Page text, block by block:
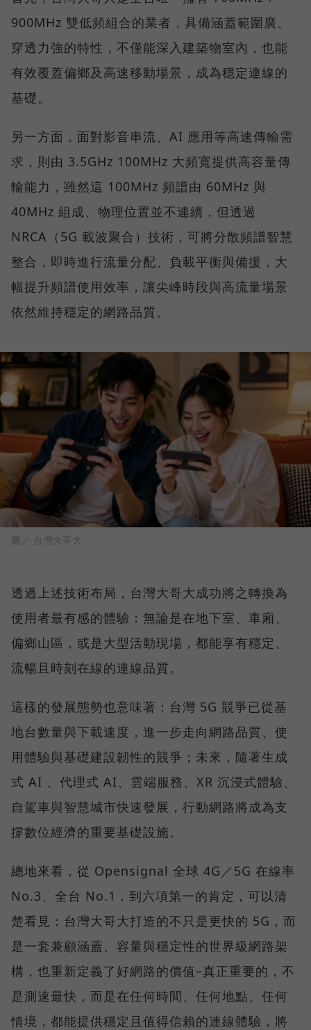
900MHz 雙低頻組合的業者，具備涵蓋範圍廣、
穿透力強的特性，不僅能深入建築物室內，也能
有效覆蓋偏鄉及高速移動場景，成為穩定連線的
基礎。
另一方面，面對影音串流、AI 應用等高速傳輸需
求，則由 3.5GHz 100MHz 大頻寬提供高容量傳
輸能力，雖然這 100MHz 頻譜由 60MHz 與
40MHz 組成、物理位置並不連續，但透過
NRCA（5G 載波聚合）技術，可將分散頻譜智慧
整合，即時進行流量分配、負載平衡與備援，大
幅提升頻譜使用效率，讓尖峰時段與高流量場景
依然維持穩定的網路品質。
圖／ 台灣大哥大
透過上述技術布局，台灣大哥大成功將之轉換為
使用者最有感的體驗：無論是在地下室、車廂、
偏鄉山區，或是大型活動現場，都能享有穩定、
流暢且時刻在線的連線品質。
這樣的發展態勢也意味著：台灣 5G 競爭已從基
地台數量與下載速度，進一步走向網路品質、使
用體驗與基礎建設韌性的競爭；未來，隨著生成
式 AI 、代理式 AI、雲端服務、XR 沉浸式體驗、
自駕車與智慧城市快速發展，行動網路將成為支
撐數位經濟的重要基礎設施。
總地來看，從 Opensignal 全球 4G／5G 在線率
No.3、全台 No.1，到六項第一的肯定，可以清
楚看見：台灣大哥大打造的不只是更快的 5G，而
是一套兼顧涵蓋、容量與穩定性的世界級網路架
構，也重新定義了好網路的價值–真正重要的，不
是測速最快，而是在任何時間、任何地點、任何
情境，都能提供穩定且值得信賴的連線體驗，將